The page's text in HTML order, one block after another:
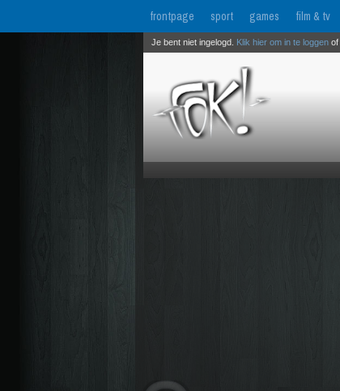
frontpage sport games film & tv
Je bent niet ingelogd. Klik hier om in te loggen of